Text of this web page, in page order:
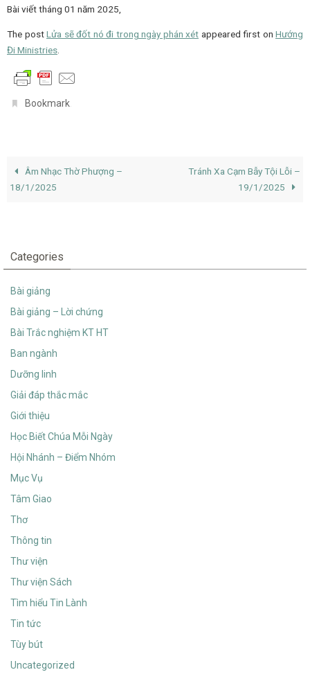
Bài viết tháng 01 năm 2025,
The postLửa sẽ đốt nó đi trong ngày phán xét appeared first on Hướng
Đi Ministries.
Bookmark.
Âm Nhạc Thờ Phượng –
18/1/2025
Tránh Xa Cạm Bẫy Tội Lỗi –
19/1/2025
Categories
Bài giảng
Bài giảng – Lời chứng
Bài Trắc nghiệm KT HT
Ban ngành
Dưỡng linh
Giải đáp thắc mắc
Giới thiệu
Học Biết Chúa Mỗi Ngày
Hội Nhánh – Điểm Nhóm
Mục Vụ
Tâm Giao
Thơ
Thông tin
Thư viện
Thư viện Sách
Tìm hiểu Tin Lành
Tin tức
Tùy bút
Uncategorized